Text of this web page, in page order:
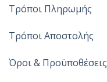
Τρόποι Πληρωμής
Τρόποι Αποστολής
Όροι & Προϋποθέσεις